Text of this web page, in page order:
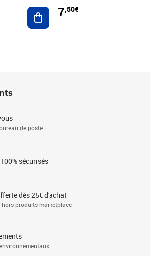
Ajouter au panier
7,50€
de poste
sécurisés
dès 25€ d'achat
hors produits marketplace